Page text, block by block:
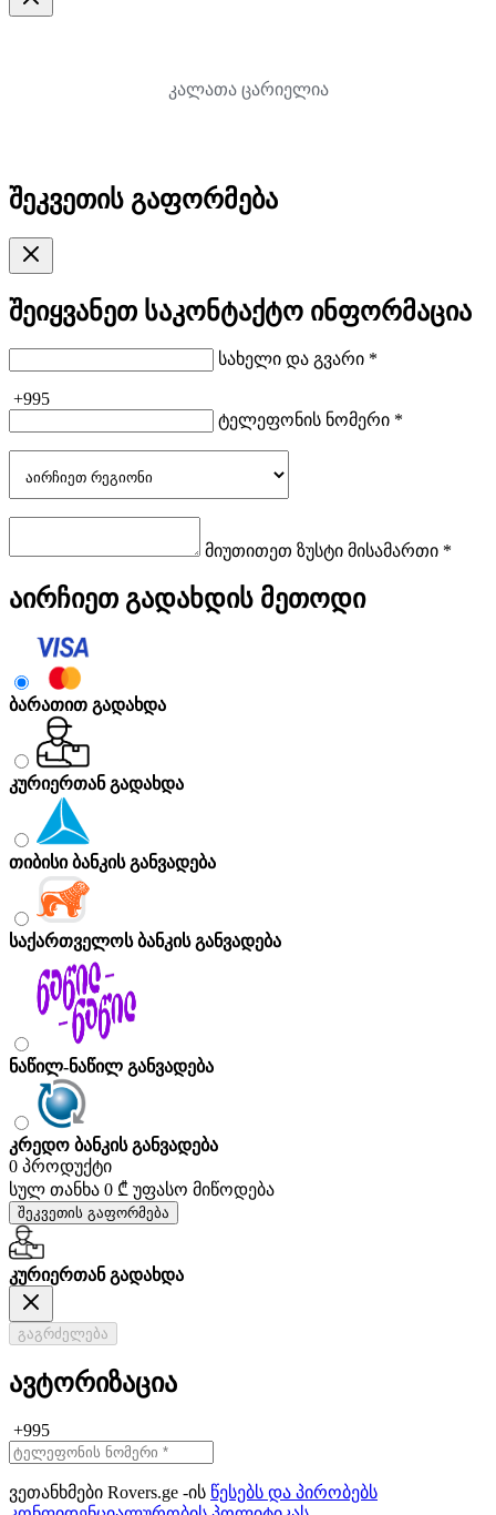
კალათა ცარიელია
შეკვეთის გაფორმება
შეიყვანეთ საკონტაქტო ინფორმაცია
სახელი და გვარი *
+995
ტელეფონის ნომერი *
მიუთითეთ ზუსტი მისამართი *
აირჩიეთ გადახდის მეთოდი
ბარათით გადახდა
კურიერთან გადახდა
თიბისი ბანკის განვადება
საქართველოს ბანკის განვადება
ნაწილ-ნაწილ განვადება
კრედო ბანკის განვადება
0 პროდუქტი
სულ თანხა 0 ₾ უფასო მიწოდება
შეკვეთის გაფორმება
კურიერთან გადახდა
გაგრძელება
ავტორიზაცია
+995
ვეთანხმები Rovers.ge -ის წესებს და პირობებს